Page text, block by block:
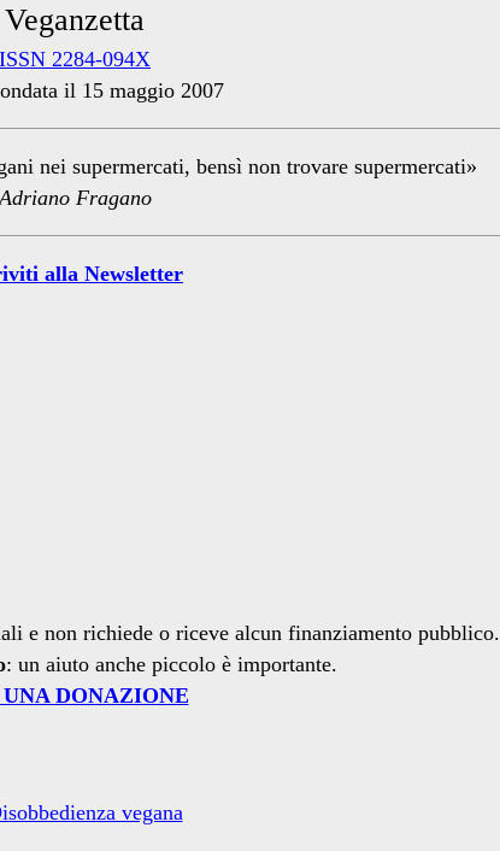
Veganzetta
ISSN 2284-094X
il 15 maggio 2007
nei supermercati, bensì non trovare supermercati»
Fragano
alla Newsletter
e non richiede o riceve alcun finanziamento pubblico.
: un aiuto anche piccolo è importante.
DONAZIONE